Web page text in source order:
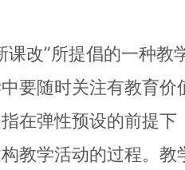
课改”所提倡的一种
要随时关注有教育
在弹性预设的前提
教学活动的过程。